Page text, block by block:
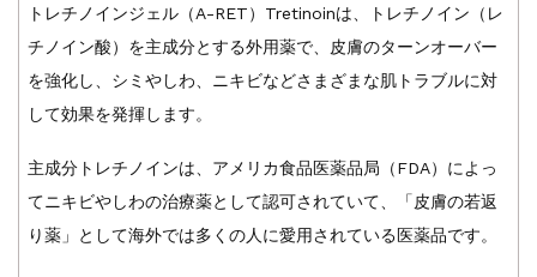
トレチノインジェル（A-RET）Tretinoinは、トレチノイン（レ
チノイン酸）を主成分とする外用薬で、皮膚のターンオーバー
を強化し、シミやしわ、ニキビなどさまざまな肌トラブルに対
して効果を発揮します。
主成分トレチノインは、アメリカ食品医薬品局（FDA）によっ
てニキビやしわの治療薬として認可されていて、「皮膚の若返
り薬」として海外では多くの人に愛用されている医薬品です。